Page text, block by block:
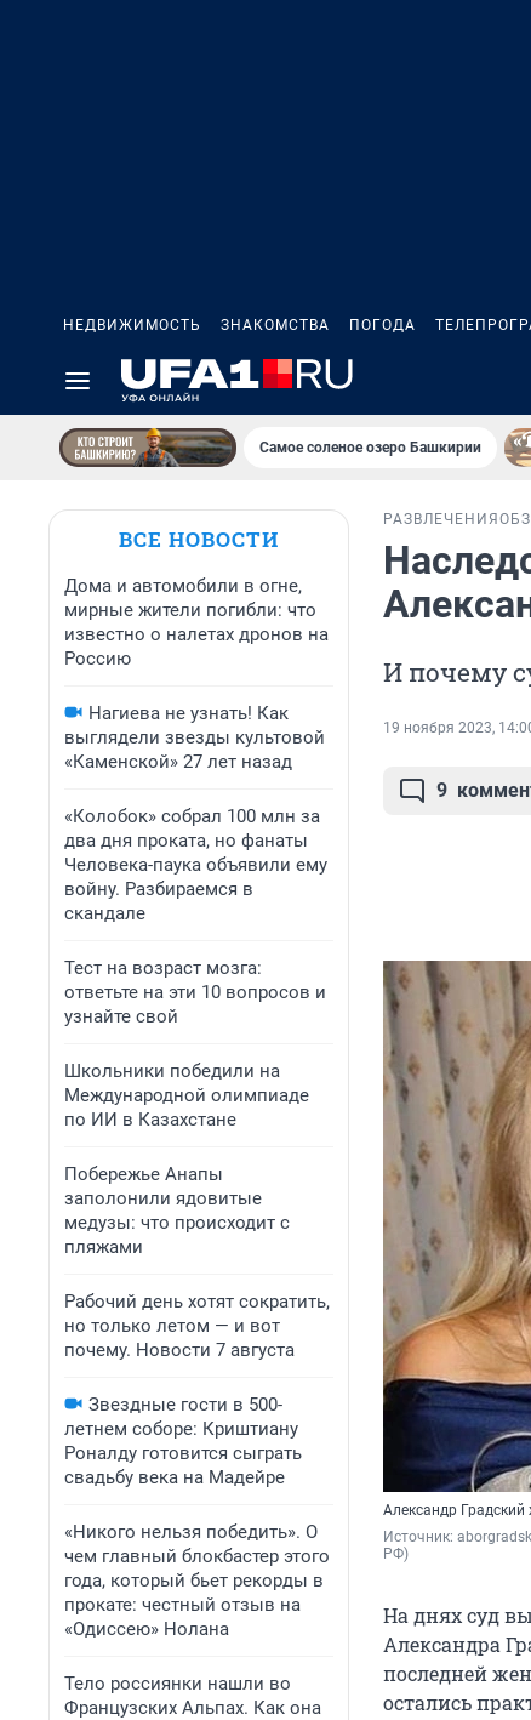
НЕДВИЖИМОСТЬ ЗНАКОМСТВА ПОГОДА
Самое соленое озеро Башкирии
ВСЕ НОВОСТИ
Дома и автомобили в огне,
мирные жители погибли: что
известно о налетах дронов на
Россию
Нагиева не узнать! Как
выглядели звезды культовой
«Каменской» 27 лет назад
«Колобок» собрал 100 млн за
два дня проката, но фанаты
Человека-паука объявили ему
войну. Разбираемся в
скандале
Тест на возраст мозга:
ответьте на эти 10 вопросов и
узнайте свой
Школьники победили на
Международной олимпиаде
по ИИ в Казахстане
Побережье Анапы
заполонили ядовитые
медузы: что происходит с
пляжами
Рабочий день хотят сократить,
но только летом — и вот
почему. Новости 7 августа
Звездные гости в 500-
летнем соборе: Криштиану
Роналду готовится сыграть
свадьбу века на Мадейре
«Никого нельзя победить». О
чем главный блокбастер этого
года, который бьет рекорды в
прокате: честный отзыв на
«Одиссею» Нолана
Тело россиянки нашли во
Французских Альпах. Как она
РАЗВЛЕЧЕНИЯ
И почему
19 ноября 2023,
9
Александр Градский
Источник:
РФ)
На днях суд
Александра
последней
остались